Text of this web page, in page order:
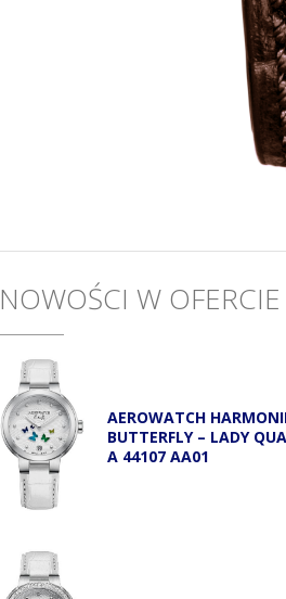
NOWOŚCI W OFERCIE
AEROWATCH
BUTTERFLY – LADY
A 44107 AA01